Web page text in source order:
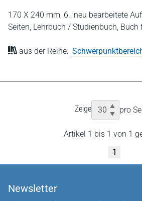
170 X 240 mm, 6., neu bearbeitete
Seiten, Lehrbuch / Studienbuch, Buch
aus der Reihe:
Zeige pro
Artikel 1 bis 1 von 1
1
Newsletter